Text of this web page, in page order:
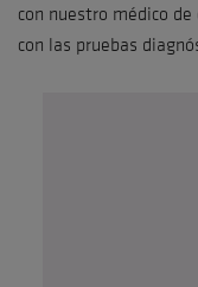
con nuestro médico
con las pruebas